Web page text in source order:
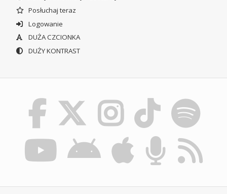
Posłuchaj teraz
Logowanie
DUŻA CZCIONKA
DUŻY KONTRAST